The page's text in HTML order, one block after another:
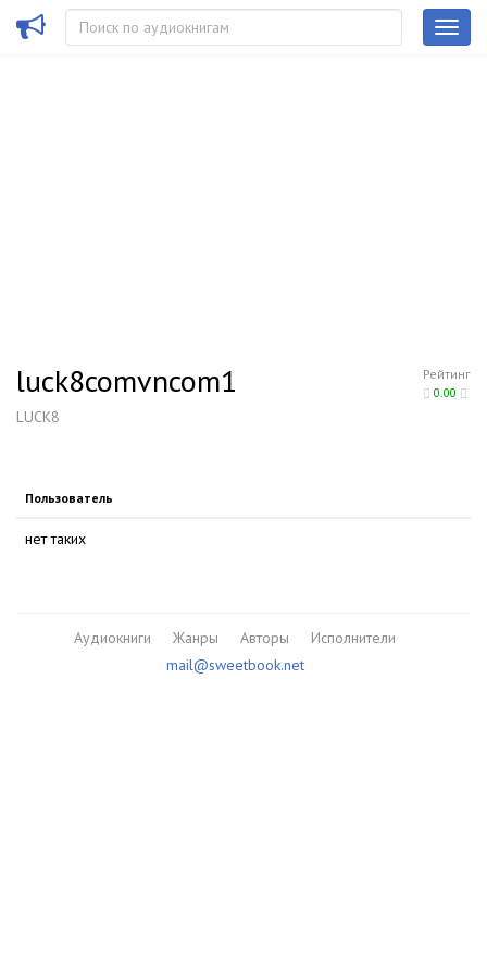
Рейтинг
0.00
luck8comvncom1
LUCK8
Пользователь
нет таких
Аудиокниги Жанры Авторы
Исполнители
mail@sweetbook.net